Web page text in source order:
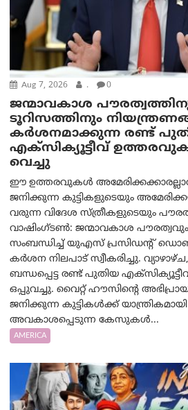
Aug 7, 2026 . 0
ജന്മാവകാശ
ടൂറിസത്തിനും
കർശനമാക്കുന്ന രണ്ട്
എക്സിക്യൂട്ടീവ്
വെച്ചു
ഈ ഉത്തരവുകൾ
ജനിക്കുന്ന കുട്ടികളുടെയും
വരുന്ന വിദേശ സ്ത്രീകളുടെയും
വാഷിംഗ്ടണ്‍: ജന്മാവകാശ
സംബന്ധിച്ച് യുഎസ് പ്രസിഡന്റ്
കർശന നിലപാട് സ്വീകരിച്ചു.
ബന്ധപ്പെട്ട രണ്ട് പുതിയ
ഒപ്പുവച്ചു. വൈറ്റ് ഹൗസിന്റെ
ജനിക്കുന്ന കുട്ടികൾക്ക്
അവകാശപ്പെടുന്ന കേസുകൾ...
AMERICA